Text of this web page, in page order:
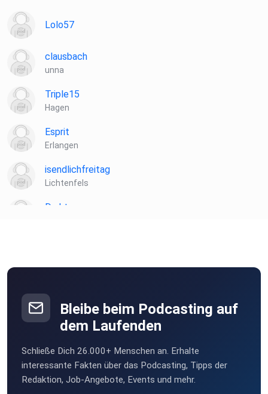
Lolo57
clausbach
unna
Triple15
Hagen
Esprit
Erlangen
isendlichfreitag
Lichtenfels
Drahtwurm
Berlin
Leathiele
90459
Chiusa
Bleibe beim Podcasting auf
dem Laufenden
Schließe Dich 26.000+ Menschen an. Erhalte
interessante Fakten über das Podcasting, Tipps der
Redaktion, Job-Angebote, Events und mehr.